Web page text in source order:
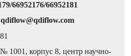
66952176/66952181
1001, корпус 8, центр научно-